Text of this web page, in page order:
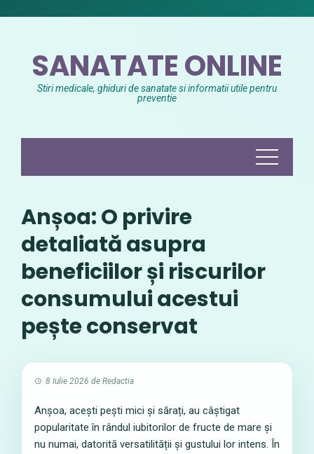
SANATATE ONLINE
Stiri medicale, ghiduri de sanatate si informatii utile pentru
preventie
Anșoa: O privire
detaliată asupra
beneficiilor și riscurilor
consumului acestui
pește conservat
8 Iulie 2026 de Redactia
Anșoa, acești pești mici și sărați, au câștigat
popularitate în rândul iubitorilor de fructe de mare și
nu numai, datorită versatilității și gustului lor intens. În